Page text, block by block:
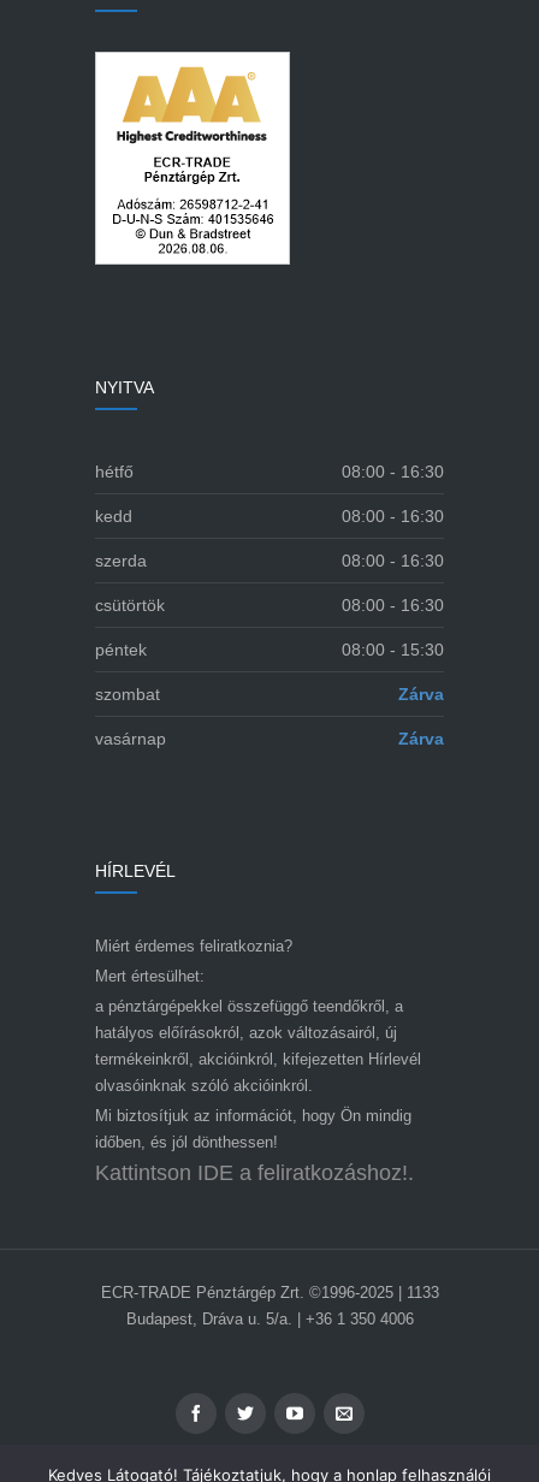
NYITVA
hétfő 08:00 - 16:30
kedd 08:00 - 16:30
szerda 08:00 - 16:30
csütörtök 08:00 - 16:30
péntek 08:00 - 15:30
szombat Zárva
vasárnap Zárva
HÍRLEVÉL
Miért érdemes feliratkoznia?
Mert értesülhet:
a pénztárgépekkel összefüggő teendőkről, a
hatályos előírásokról, azok változásairól, új
termékeinkről, akcióinkról, kifejezetten Hírlevél
olvasóinknak szóló akcióinkról.
Mi biztosítjuk az információt, hogy Ön mindig
időben, és jól dönthessen!
Kattintson IDE a feliratkozáshoz!.
ECR-TRADE Pénztárgép Zrt. ©1996-2025 | 1133
Budapest, Dráva u. 5/a. | +36 1 350 4006
Kedves Látogató! Tájékoztatjuk, hogy a honlap felhasználói